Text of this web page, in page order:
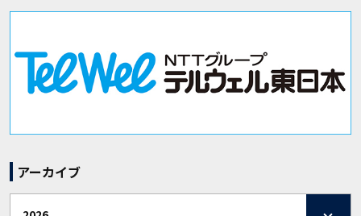
アーカイブ